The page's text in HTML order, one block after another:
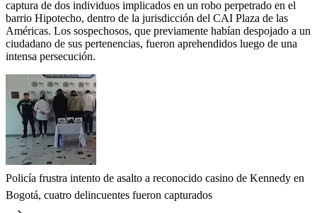
captura de dos individuos implicados en un robo perpetrado en el
barrio Hipotecho, dentro de la jurisdicción del CAI Plaza de las
Américas. Los sospechosos, que previamente habían despojado a un
ciudadano de sus pertenencias, fueron aprehendidos luego de una
intensa persecución.
Policía frustra intento de asalto a reconocido casino de Kennedy en
Bogotá, cuatro delincuentes fueron capturados